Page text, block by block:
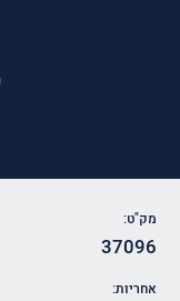
מק"ט:
37096
אחריות: